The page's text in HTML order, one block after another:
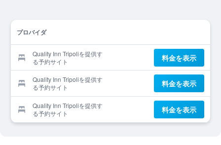
プロバイダ
Quality Inn Tripoliを提供す
る予約サイト
料金を表示
Quality Inn Tripoliを提供す
る予約サイト
料金を表示
Quality Inn Tripoliを提供す
る予約サイト
料金を表示